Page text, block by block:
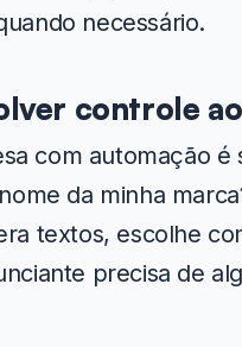
necessário.
controle
com automação é
da minha
textos, escolhe
precisa de